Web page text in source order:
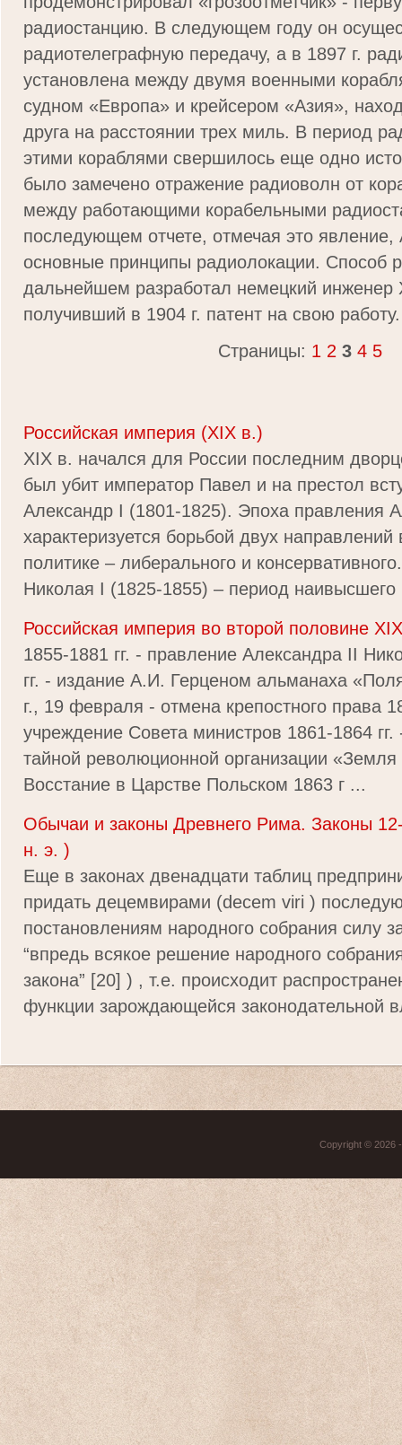
радиостанцию. В следующем году он
радиотелеграфную передачу, а в 1897 г.
установлена между двумя военными
судном «Европа» и крейсером «Азия»,
друга на расстоянии трех миль. В период
этими кораблями свершилось еще одно
было замечено отражение радиоволн от
между работающими корабельными
последующем отчете, отмечая это
основные принципы радиолокации. Способ
дальнейшем разработал немецкий
получивший в 1904 г. патент на свою работу.
Страницы: 1 2 3 4 5
Российская империя (XIX в.)
XIX в. начался для России последним
был убит император Павел и на престол
Александр I (1801-1825). Эпоха правления
характеризуется борьбой двух направлений
политике – либерального и
Николая I (1825-1855) – период наивысшего
Российская империя во второй половине
1855-1881 гг. - правление Александра II
гг. - издание А.И. Герценом альманаха
г., 19 февраля - отмена крепостного права
учреждение Совета министров 1861-1864 гг.
тайной революционной организации
Восстание в Царстве Польском 1863 г ...
Обычаи и законы Древнего Рима. Законы
н. э. )
Еще в законах двенадцати таблиц
придать децемвирами (decem viri )
постановлениям народного собрания силу
“впредь всякое решение народного
закона” [20] ) , т.е. происходит
функции зарождающейся законодательной
Copyright © 2026